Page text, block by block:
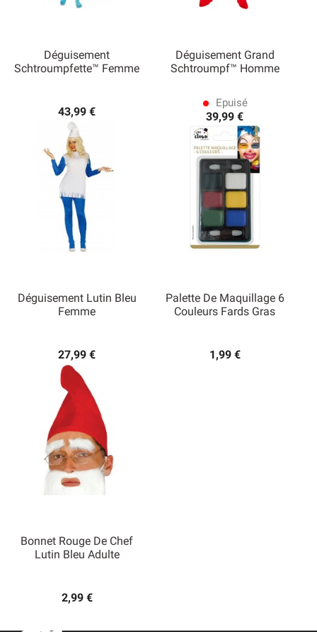
Déguisement
Schtroumpfette™ Femme
43,99 €
Déguisement Grand
Schtroumpf™ Homme
lens Epuisé
39,99 €
Déguisement Lutin Bleu
Femme
27,99 €
Palette De Maquillage 6
Couleurs Fards Gras
1,99 €
Bonnet Rouge De Chef
Lutin Bleu Adulte
2,99 €